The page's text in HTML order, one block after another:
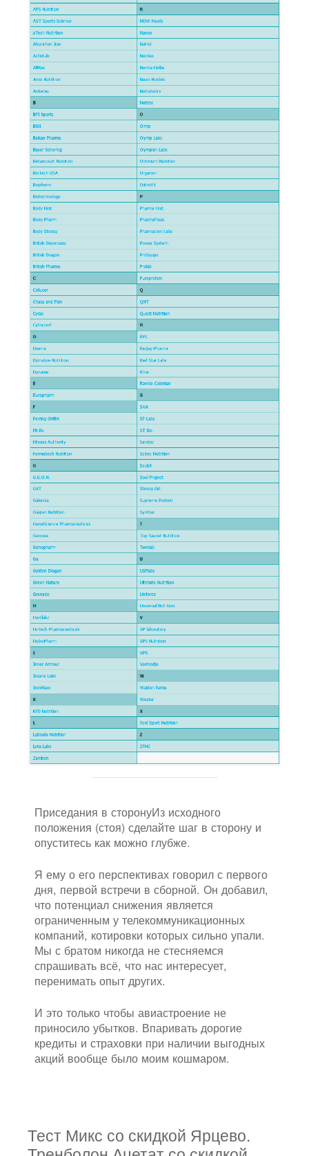
Приседания в сторонуИз исходного
положения (стоя) сделайте шаг в сторону и
опуститесь как можно глубже.
Я ему о его перспективах говорил с первого
дня, первой встречи в сборной. Он добавил,
что потенциал снижения является
ограниченным у телекоммуникационных
компаний, котировки которых сильно упали.
Мы с братом никогда не стесняемся
спрашивать всё, что нас интересует,
перенимать опыт других.
И это только чтобы авиастроение не
приносило убытков. Впаривать дорогие
кредиты и страховки при наличии выгодных
акций вообще было моим кошмаром.
Тест Микс со скидкой Ярцево.